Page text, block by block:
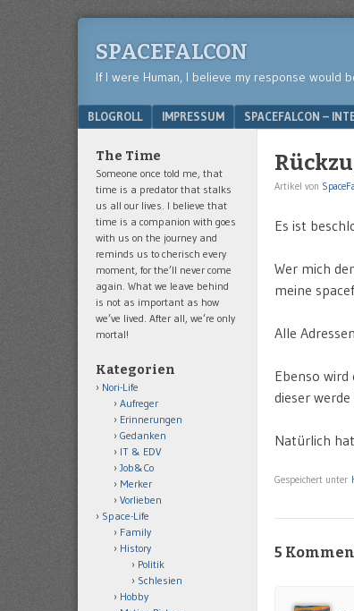
SPACEFALCON
If I were Human, I believe my response would
Menu
SKIP TO CONTENT
BLOGROLL IMPRESSUM SPACEFALCON –
Artikel von
Es ist
Wer mich
meine
Alle
Ebenso
dieser
Natürlich
Gespeichert unter
5
The Time
Someone once told me, that
time is a predator that stalks
us all our lives. I believe that
time is a companion with goes
with us on the journey and
reminds us to cherisch every
moment, for the’ll never come
again. What we leave behind
is not as important as how
we’ve lived. After all, we’re only
mortal!
Kategorien
Nori-Life
Aufreger
Erinnerungen
Gedanken
IT & EDV
Job&Co
Merker
Vorlieben
Space-Life
Family
History
Politik
Schlesien
Hobby